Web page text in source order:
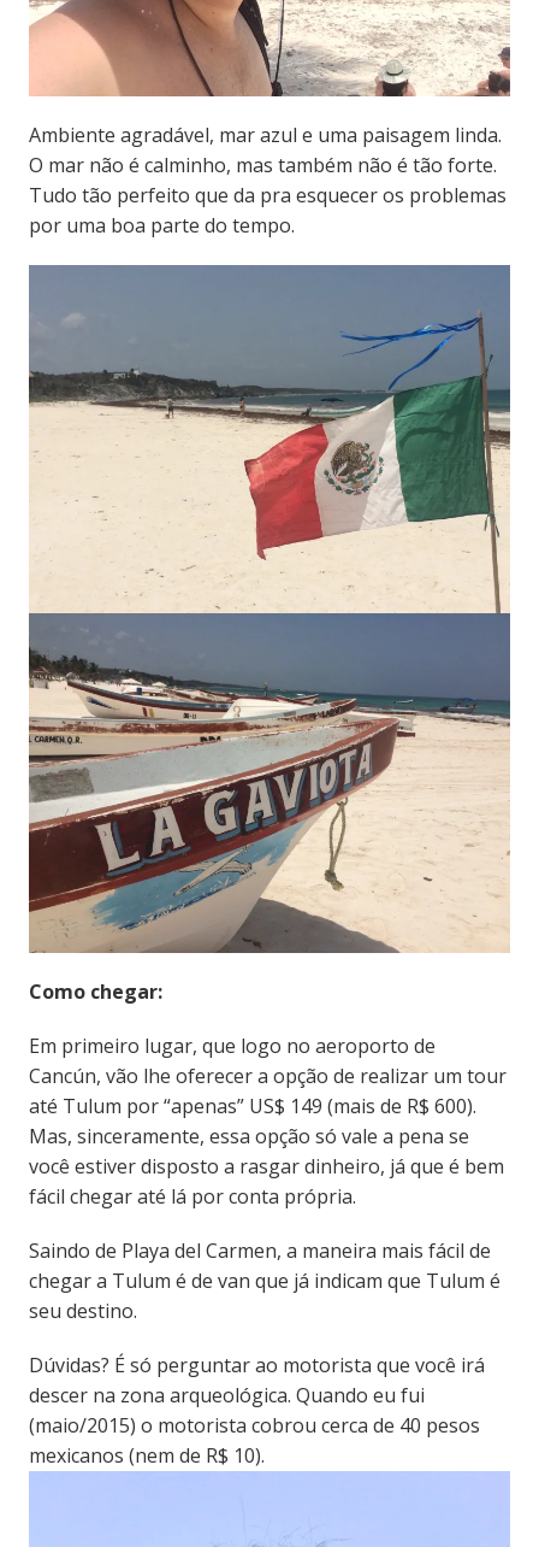
Ambiente agradável, mar azul e uma paisagem linda.
O mar não é calminho, mas também não é tão forte.
Tudo tão perfeito que da pra esquecer os problemas
por uma boa parte do tempo.
Como chegar:
Em primeiro lugar, que logo no aeroporto de
Cancún, vão lhe oferecer a opção de realizar um tour
até Tulum por “apenas” US$ 149 (mais de R$ 600).
Mas, sinceramente, essa opção só vale a pena se
você estiver disposto a rasgar dinheiro, já que é bem
fácil chegar até lá por conta própria.
Saindo de Playa del Carmen, a maneira mais fácil de
chegar a Tulum é de van que já indicam que Tulum é
seu destino.
Dúvidas? É só perguntar ao motorista que você irá
descer na zona arqueológica. Quando eu fui
(maio/2015) o motorista cobrou cerca de 40 pesos
mexicanos (nem de R$ 10).